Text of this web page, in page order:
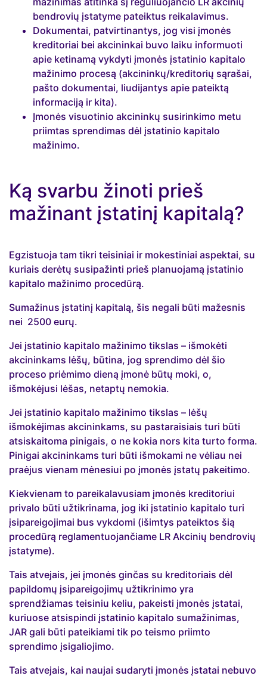
bendrovių įstatyme pateiktus reikalavimus.
Dokumentai, patvirtinantys, jog visi įmonės
kreditoriai bei akcininkai buvo laiku informuoti
apie ketinamą vykdyti įmonės įstatinio kapitalo
mažinimo procesą (akcininkų/kreditorių sąrašai,
pašto dokumentai, liudijantys apie pateiktą
informaciją ir kita).
Įmonės visuotinio akcininkų susirinkimo metu
priimtas sprendimas dėl įstatinio kapitalo
mažinimo.
Ką svarbu žinoti prieš
mažinant įstatinį kapitalą?
Egzistuoja tam tikri teisiniai ir mokestiniai aspektai, su
kuriais derėtų susipažinti prieš planuojamą įstatinio
kapitalo mažinimo procedūrą.
Sumažinus įstatinį kapitalą, šis negali būti mažesnis
nei 2500 eurų.
Jei įstatinio kapitalo mažinimo tikslas – išmokėti
akcininkams lėšų, būtina, jog sprendimo dėl šio
proceso priėmimo dieną įmonė būtų moki, o,
išmokėjusi lėšas, netaptų nemokia.
Jei įstatinio kapitalo mažinimo tikslas – lėšų
išmokėjimas akcininkams, su pastaraisiais turi būti
atsiskaitoma pinigais, o ne kokia nors kita turto forma.
Pinigai akcininkams turi būti išmokami ne vėliau nei
praėjus vienam mėnesiui po įmonės įstatų pakeitimo.
Kiekvienam to pareikalavusiam įmonės kreditoriui
privalo būti užtikrinama, jog iki įstatinio kapitalo turi
įsipareigojimai bus vykdomi (išimtys pateiktos šią
procedūrą reglamentuojančiame LR Akcinių bendrovių
įstatyme).
Tais atvejais, jei įmonės ginčas su kreditoriais dėl
papildomų įsipareigojimų užtikrinimo yra
sprendžiamas teisiniu keliu, pakeisti įmonės įstatai,
kuriuose atsispindi įstatinio kapitalo sumažinimas,
JAR gali būti pateikiami tik po teismo priimto
sprendimo įsigaliojimo.
Tais atvejais, kai naujai sudaryti įmonės įstatai nebuvo